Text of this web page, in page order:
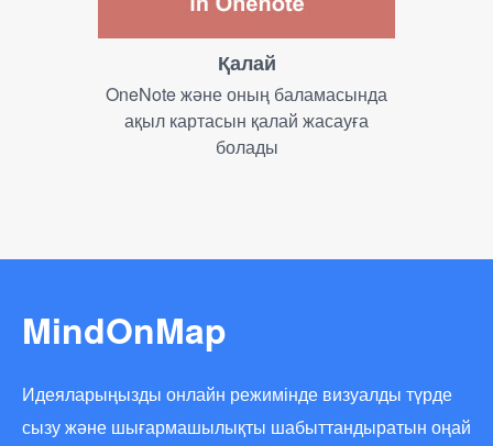
Қалай
OneNote және оның баламасында
ақыл картасын қалай жасауға
болады
MindOnMap
Идеяларыңызды онлайн режимінде визуалды түрде
сызу және шығармашылықты шабыттандыратын оңай